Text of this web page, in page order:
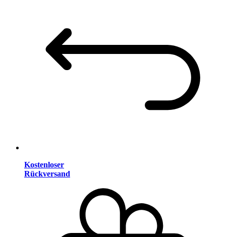
Kostenloser
Rückversand